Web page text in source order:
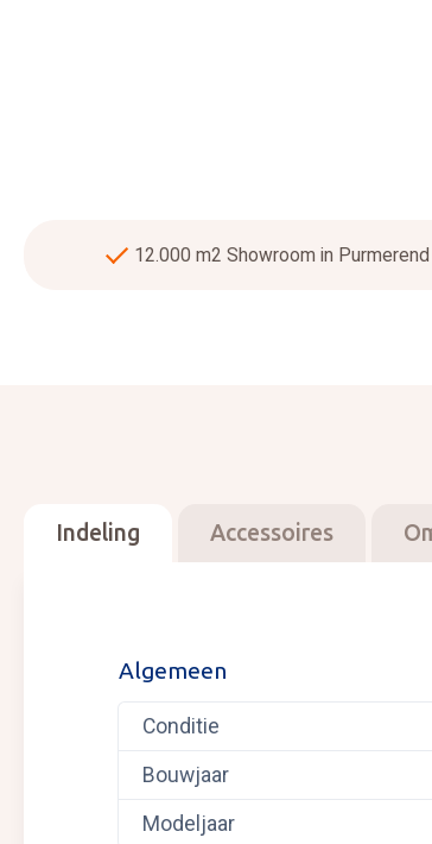
12.000 m2 Showroom in Purmerend
Indeling Accessoires
Algemeen
Conditie
Bouwjaar
Modeljaar